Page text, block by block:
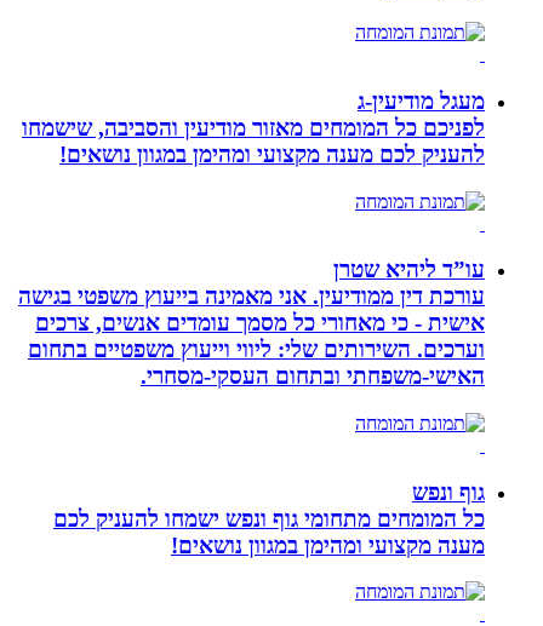
מעגל מודיעין-ג
לפניכם כל המומחים מאזור מודיעין והסביבה, שישמחו
להעניק לכם מענה מקצועי ומהימן במגוון נושאים!
עו”ד ליהיא שטרן
עורכת דין ממודיעין. אני מאמינה בייעוץ משפטי בגישה
אישית - כי מאחורי כל מסמך עומדים אנשים, צרכים
וערכים. השירותים שלי: ליווי וייעוץ משפטיים בתחום
האישי-משפחתי ובתחום העסקי-מסחרי.
גוף ונפש
כל המומחים מתחומי גוף ונפש ישמחו להעניק לכם
מענה מקצועי ומהימן במגוון נושאים!